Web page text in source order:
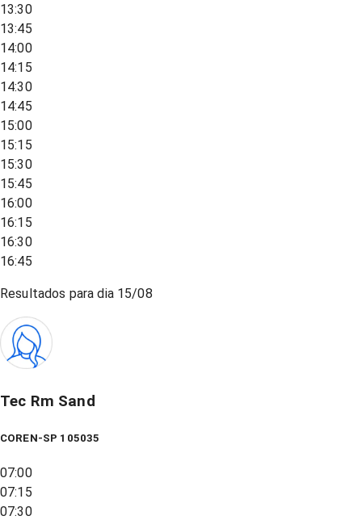
13:30
13:45
14:00
14:15
14:30
14:45
15:00
15:15
15:30
15:45
16:00
16:15
16:30
16:45
Resultados para dia 15/08
Tec Rm Sand
COREN-SP 105035
07:00
07:15
07:30